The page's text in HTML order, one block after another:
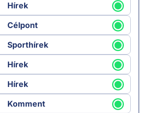
Hírek
Célpont
Sporthírek
Hírek
Hírek
Komment